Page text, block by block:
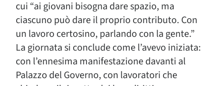
cui “ai giovani bisogna dare spazio, ma
ciascuno può dare il proprio contributo. Con
un lavoro certosino, parlando con la gente.”
La giornata si conclude come l’avevo iniziata:
con l’ennesima manifestazione davanti al
Palazzo del Governo, con lavoratori che